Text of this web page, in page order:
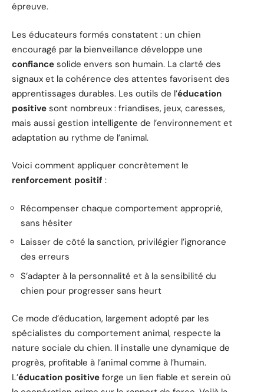
épreuve.
Les éducateurs formés constatent : un chien
encouragé par la bienveillance développe une
confiance solide envers son humain. La clarté des
signaux et la cohérence des attentes favorisent des
apprentissages durables. Les outils de l’éducation
positive sont nombreux : friandises, jeux, caresses,
mais aussi gestion intelligente de l’environnement et
adaptation au rythme de l’animal.
Voici comment appliquer concrètement le
renforcement positif :
Récompenser chaque comportement approprié,
sans hésiter
Laisser de côté la sanction, privilégier l’ignorance
des erreurs
S’adapter à la personnalité et à la sensibilité du
chien pour progresser sans heurt
Ce mode d’éducation, largement adopté par les
spécialistes du comportement animal, respecte la
nature sociale du chien. Il installe une dynamique de
progrès, profitable à l’animal comme à l’humain.
L’éducation positive forge un lien fiable et serein où